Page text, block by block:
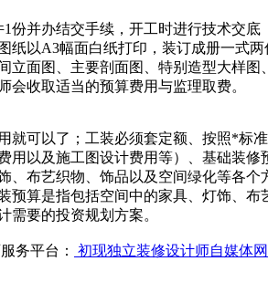
并办结交手续，开工时进行技术交
以A3幅面白纸打印，装订成册一式
面图、主要剖面图、特别造型大样
收取适当的预算费用与监理取费。
可以了；工装必须套定额、按照*标
以及施工图设计费用等）、基础装
布艺织物、饰品以及空间绿化等各
算是指包括空间中的家具、灯饰、
需要的投资规划方案。
务平台： 初现独立装修设计师自媒体